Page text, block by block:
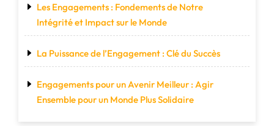
Les Engagements : Fondements de Notre
Intégrité et Impact sur le Monde
La Puissance de l’Engagement : Clé du Succès
Engagements pour un Avenir Meilleur : Agir
Ensemble pour un Monde Plus Solidaire